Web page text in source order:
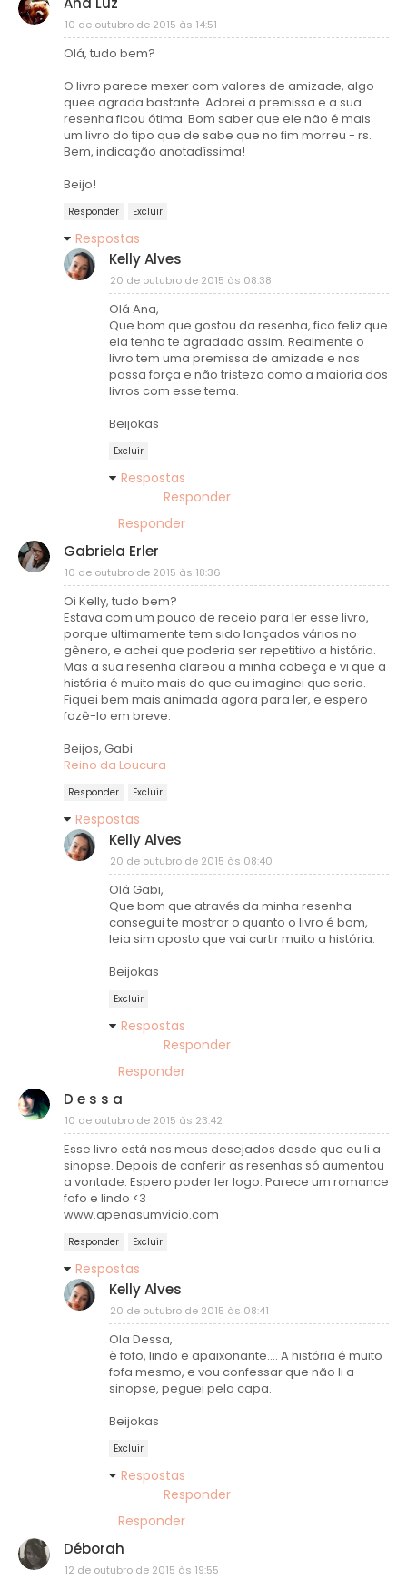
10 de outubro de 2015 às 14:51
Olá, tudo bem?
O livro parece mexer com valores de amizade, algo
quee agrada bastante. Adorei a premissa e a sua
resenha ficou ótima. Bom saber que ele não é mais
um livro do tipo que de sabe que no fim morreu - rs.
Bem, indicação anotadíssima!
Beijo!
Responder Excluir
Respostas
Kelly Alves
20 de outubro de 2015 às 08:38
Olá Ana,
Que bom que gostou da resenha, fico feliz que
ela tenha te agradado assim. Realmente o
livro tem uma premissa de amizade e nos
passa força e não tristeza como a maioria dos
livros com esse tema.
Beijokas
Excluir
Respostas
Responder
Responder
Gabriela Erler
10 de outubro de 2015 às 18:36
Oi Kelly, tudo bem?
Estava com um pouco de receio para ler esse livro,
porque ultimamente tem sido lançados vários no
gênero, e achei que poderia ser repetitivo a história.
Mas a sua resenha clareou a minha cabeça e vi que a
história é muito mais do que eu imaginei que seria.
Fiquei bem mais animada agora para ler, e espero
fazê-lo em breve.
Beijos, Gabi
Reino da Loucura
Responder Excluir
Respostas
Kelly Alves
20 de outubro de 2015 às 08:40
Olá Gabi,
Que bom que através da minha resenha
consegui te mostrar o quanto o livro é bom,
leia sim aposto que vai curtir muito a história.
Beijokas
Excluir
Respostas
Responder
Responder
D e s s a
10 de outubro de 2015 às 23:42
Esse livro está nos meus desejados desde que eu li a
sinopse. Depois de conferir as resenhas só aumentou
a vontade. Espero poder ler logo. Parece um romance
fofo e lindo <3
www.apenasumvicio.com
Responder Excluir
Respostas
Kelly Alves
20 de outubro de 2015 às 08:41
Ola Dessa,
è fofo, lindo e apaixonante.... A história é muito
fofa mesmo, e vou confessar que não li a
sinopse, peguei pela capa.
Beijokas
Excluir
Respostas
Responder
Responder
Déborah
12 de outubro de 2015 às 19:55